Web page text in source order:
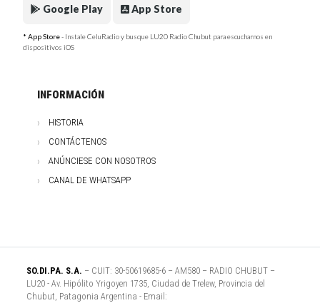
Google Play App Store
* App Store- Instale CeluRadio y busque LU20 Radio Chubut para escucharnos en
dispositivos iOS
INFORMACIÓN
HISTORIA
CONTÁCTENOS
ANÚNCIESE CON NOSOTROS
CANAL DE WHATSAPP
SO.DI.PA. S.A. – CUIT: 30-50619685-6 – AM580 – RADIO CHUBUT –
LU20 - Av. Hipólito Yrigoyen 1735, Ciudad de Trelew, Provincia del
Chubut, Patagonia Argentina - Email: